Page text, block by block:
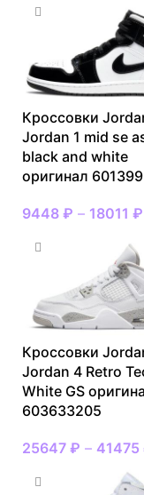
Кроссовки
Jordan 1 mid se
black and white
оригинал
9448 ₽ – 18011 ₽
Кроссовки
Jordan 4 Retro
White GS
603633205
25647 ₽ – 41475